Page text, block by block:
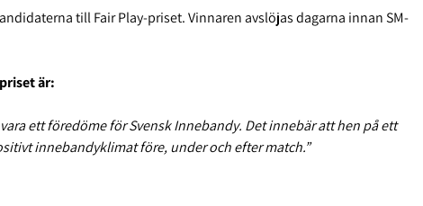
till Fair Play-priset. Vinnaren avslöjas dagarna innan SM-
är:
ett föredöme för Svensk Innebandy. Det innebär att hen på ett
innebandyklimat före, under och efter match.”